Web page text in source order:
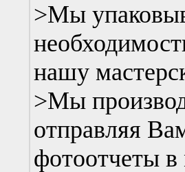
>Мы
нашу
>Мы
отправляя
фотоотчеты